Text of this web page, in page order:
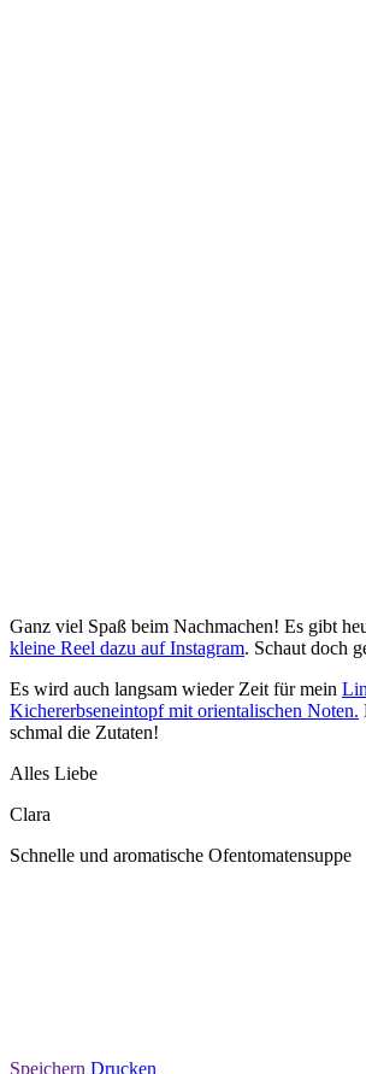
Ganz viel Spaß beim Nachmachen! Es gibt
kleine Reel dazu auf Instagram. Schaut doch
Es wird auch langsam wieder Zeit für mein
Kichererbseneintopf mit orientalischen Noten.
schmal die Zutaten!
Alles Liebe
Clara
Schnelle und aromatische Ofentomatensuppe
Speichern Drucken